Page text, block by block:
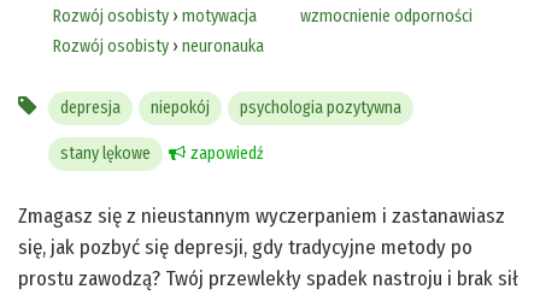
Rozwój osobisty › motywacja
Rozwój osobisty › neuronauka
wzmocnienie odporności
depresja niepokój psychologia pozytywna
stany lękowe zapowiedź
Zmagasz się z nieustannym wyczerpaniem i zastanawiasz
się, jak pozbyć się depresji, gdy tradycyjne metody po
prostu zawodzą? Twój przewlekły spadek nastroju i brak sił